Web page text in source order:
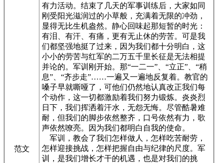
范文
有力活动。结束了几天的军事训练后，大家如同
刚受阳光滋润过的小草般，充满着无限的冲劲，
显得无比生机盎然。静心回味起那短暂的时光：
有泪、有汗、有痛，更有无止休的劳苦。可是我
们都坚强地挺了过来，因为我们都十分明白，这
小小的劳苦与红军的二万五千里长征是无法相提
并论的。军训刚开始。那“一二一”、“立正”、“稍
息”、“齐步走”……一遍又一遍地反复着。教官的
嗓子早就嘶哑了，可他们仍然地认真改正我们每
个动作，这一切都激励着我们努力锻炼。炎炎烈
日下，我们挥洒着汗水，无怨无悔。尽管酷暑难
耐，但我们的脚步依然整齐，口号依然有力，歌
声依然嘹亮。因为我们都明白自我的使命。
军训，教会了我们怎样做人，怎样吃苦耐劳，
怎样迎接挑战，怎样把握自由与纪律的尺度。军
训，是我们增长才干的机遇，也是对我们的挑